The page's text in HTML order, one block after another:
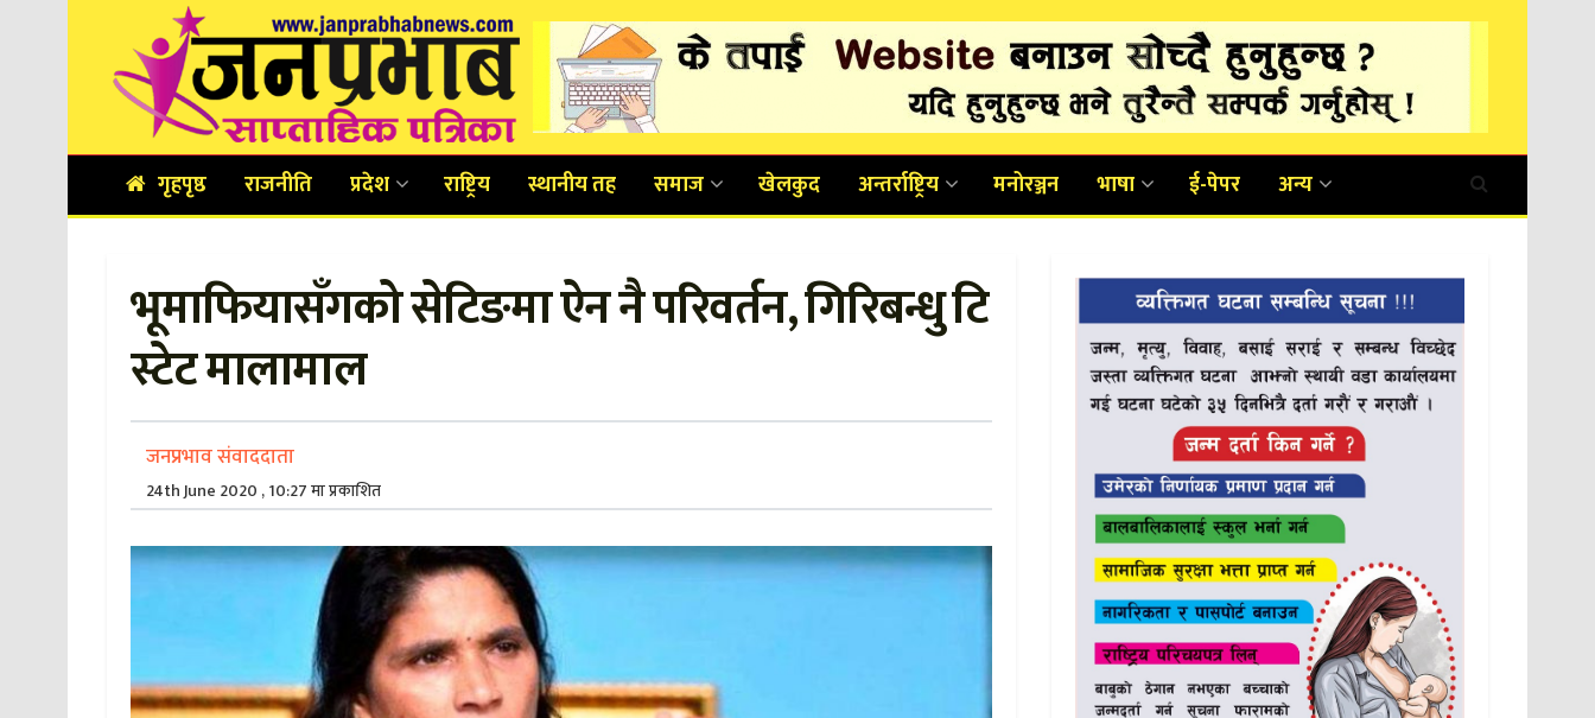
गृहपृष्ठ राजनीति प्रदेश राष्ट्रिय स्थानीय तह समाज खेलकुद अन्तर्राष्ट्रिय मनोरञ्जन भाषा ई-पेपर अन्य
भूमाफियासँगको सेटिङमा ऐन नै परिवर्तन, गिरिबन्धु टि
स्टेट मालामाल
जनप्रभाव संवाददाता
24th June 2020 , 10:27 मा प्रकाशित